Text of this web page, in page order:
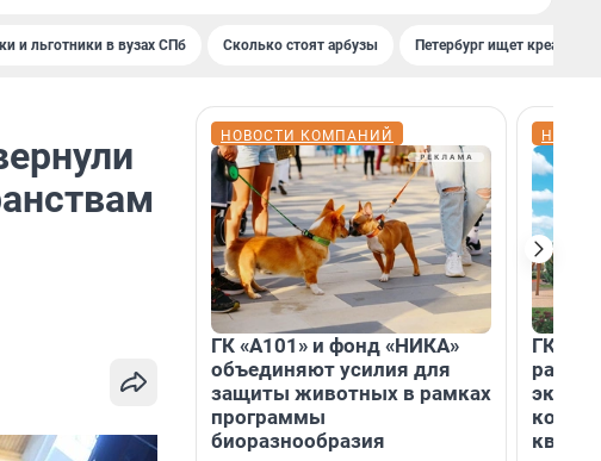
и льготники в вузах СПб Сколько стоят арбузы Петербург ищет креатив
НОВОСТИ КОМПАНИЙ
ГК «А101» и фонд «НИКА»
объединяют усилия для
защиты животных в рамках
программы
биоразнообразия
ГК